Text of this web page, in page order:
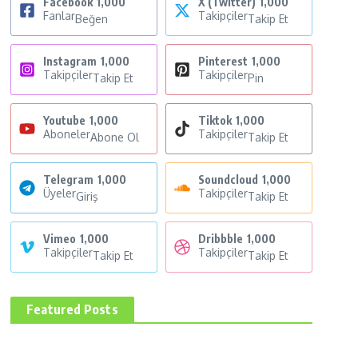
FanlarBeğen
TakipçilerTakip Et
Instagram 1,000
TakipçilerTakip Et
Pinterest 1,000
TakipçilerPin
Youtube 1,000
AbonelerAbone Ol
Tiktok 1,000
TakipçilerTakip Et
Telegram 1,000
ÜyelerGiriş
Soundcloud 1,000
TakipçilerTakip Et
Vimeo 1,000
TakipçilerTakip Et
Dribbble 1,000
TakipçilerTakip Et
Featured Posts